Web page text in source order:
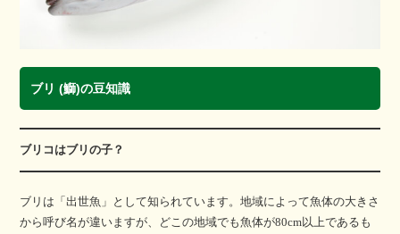
ブリ (鰤)の豆知識
ブリコはブリの子？
ブリは「出世魚」として知られています。地域によって魚体の大きさ
から呼び名が違いますが、どこの地域でも魚体が80cm以上であるも